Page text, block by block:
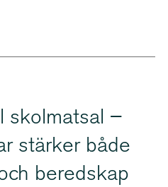
skolmatsal –
stärker både
beredskap